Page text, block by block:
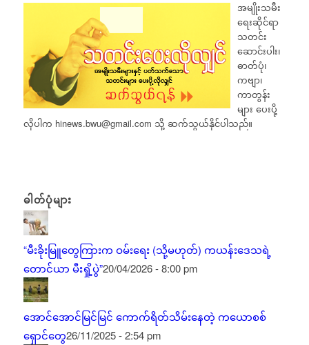
အမျိုးသမီး
ရေးဆိုင်ရာ
သတင်း
ဆောင်းပါး၊
ဓာတ်ပုံ၊
ကဗျာ၊
ကာတွန်း
များ ပေးပို့
လိုပါက hinews.bwu@gmail.com သို့ ဆက်သွယ်နိုင်ပါသည်။
ဓါတ်ပုံများ
“မီးခိုးမြူတွေကြားက ဝမ်းရေး (သို့မဟုတ်) ကယန်းဒေသရဲ့
တောင်ယာ မီးရှို့ပွဲ”20/04/2026 - 8:00 pm
အောင်အောင်မြင်မြင် ကောက်ရိတ်သိမ်းနေတဲ့ ကယောစစ်
ရှောင်တွေ26/11/2025 - 2:54 pm